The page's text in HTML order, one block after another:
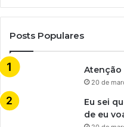
Posts Populares
20 de
Eu sei
de eu